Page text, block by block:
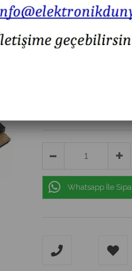
3 METRE HDMI
Whatsapp İle